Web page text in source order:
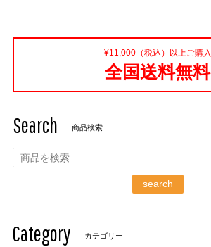
¥11,000（税込）以上ご購入
全国送料無料
Search 商品検索
search
Category カテゴリー